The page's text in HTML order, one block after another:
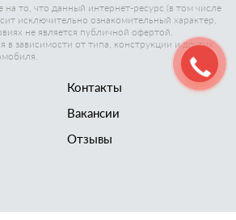
то, что данный интернет-ресурс (в том числе
исключительно ознакомительный характер,
не является публичной офертой.
в зависимости от типа, конструкции и других
Контакты
Вакансии
Отзывы